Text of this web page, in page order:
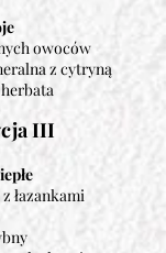
owoców
z cytryną
III
łazankami